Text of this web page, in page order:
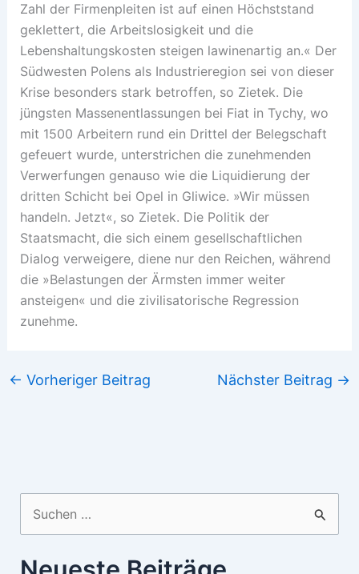
Zahl der Firmenpleiten ist auf einen Höchststand
geklettert, die Arbeitslosigkeit und die
Lebenshaltungskosten steigen lawinenartig an.« Der
Südwesten Polens als Industrieregion sei von dieser
Krise besonders stark betroffen, so Zietek. Die
jüngsten Massenentlassungen bei Fiat in Tychy, wo
mit 1500 Arbeitern rund ein Drittel der Belegschaft
gefeuert wurde, unterstrichen die zunehmenden
Verwerfungen genauso wie die Liquidierung der
dritten Schicht bei Opel in Gliwice. »Wir müssen
handeln. Jetzt«, so Zietek. Die Politik der
Staatsmacht, die sich einem gesellschaftlichen
Dialog verweigere, diene nur den Reichen, während
die »Belastungen der Ärmsten immer weiter
ansteigen« und die zivilisatorische Regression
zunehme.
← Vorheriger Beitrag Nächster Beitrag →
Suchen
nach: